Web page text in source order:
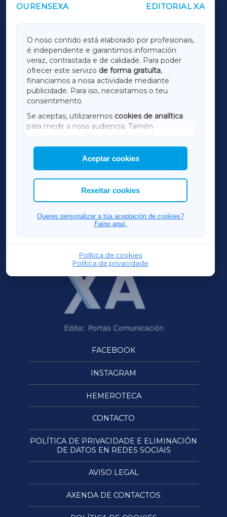
OURENSEXA EDITORIAL XA
O noso contido está elaborado por profesionais,
é independente e garantimos información
veraz, contrastada e de calidade. Para poder
ofrecer este servizo de forma gratuíta,
financiamos a nosa actividade mediante
publicidade. Para iso, necesitamos o teu
consentimento.
Se aceptas, utilizaremos cookies de analítica
para medir a nosa audiencia. Tamén
utilizaremos
cookies de marketing
mostrar publicidade de terceiros.
Así mesmo, podes personalizar a elección das
cookies que desexas permitir.
Aceptar cookies
Rexeitar cookies
Queres personalizar a túa aceptación de cookies?
Faino aquí.
Política de cookies
Política de privacidade
OUTROS PERIÓDICOS
LUGOXA
TERRACHAXA
AMARIÑAXA
RIBEIRASACRAXA
ACORUÑAXA
FERROLXA
OURENSEXA
FACEBOOK
INSTAGRAM
HEMEROTECA
CONTACTO
POLÍTICA DE PRIVACIDADE E ELIMINACIÓN
DE DATOS EN REDES SOCIAIS
AVISO LEGAL
AXENDA DE CONTACTOS